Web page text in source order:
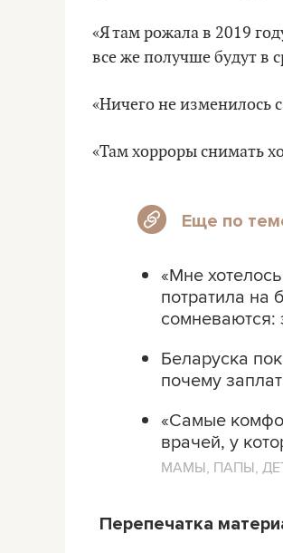
«Я там рожала в 2019
все же получше будут в
«Ничего не изменилось
«Там хорроры снимать
Еще по
«Мне
потратила на
сомневаются:
Беларуска
почему
«Самые
врачей, у
МАМЫ, ПАПЫ,
Перепечатка